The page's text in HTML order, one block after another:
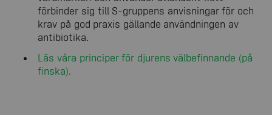
förbinder sig till S-gruppens anvisningar för och
krav på god praxis gällande användningen av
antibiotika.
Läs våra principer för djurens välbefinnande (på
finska).